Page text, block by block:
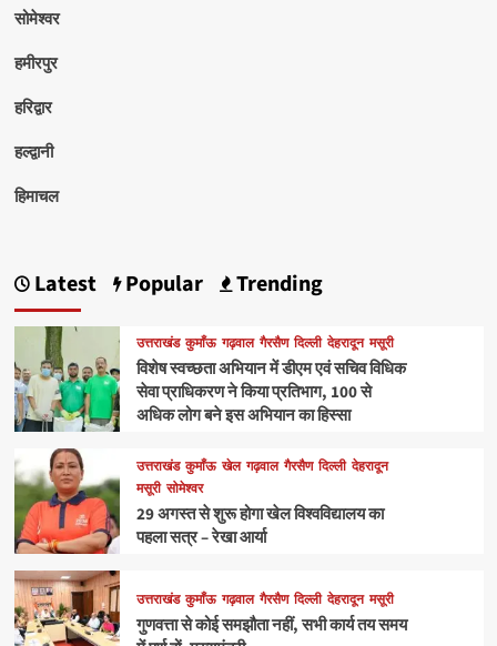
सोमेश्वर
हमीरपुर
हरिद्वार
हल्द्वानी
हिमाचल
Latest Popular Trending
उत्तराखंड कुमाँऊ गढ़वाल गैरसैण दिल्ली देहरादून मसूरी
विशेष स्वच्छता अभियान में डीएम एवं सचिव विधिक
सेवा प्राधिकरण ने किया प्रतिभाग, 100 से
अधिक लोग बने इस अभियान का हिस्सा
उत्तराखंड कुमाँऊ खेल गढ़वाल गैरसैण दिल्ली देहरादून
मसूरी सोमेश्वर
29 अगस्त से शुरू होगा खेल विश्वविद्यालय का
पहला सत्र – रेखा आर्या
उत्तराखंड कुमाँऊ गढ़वाल गैरसैण दिल्ली देहरादून मसूरी
गुणवत्ता से कोई समझौता नहीं, सभी कार्य तय समय